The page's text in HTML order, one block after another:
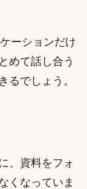
ーションだけ
めて話し合う
るでしょう。
、資料をフォ
くなっていま